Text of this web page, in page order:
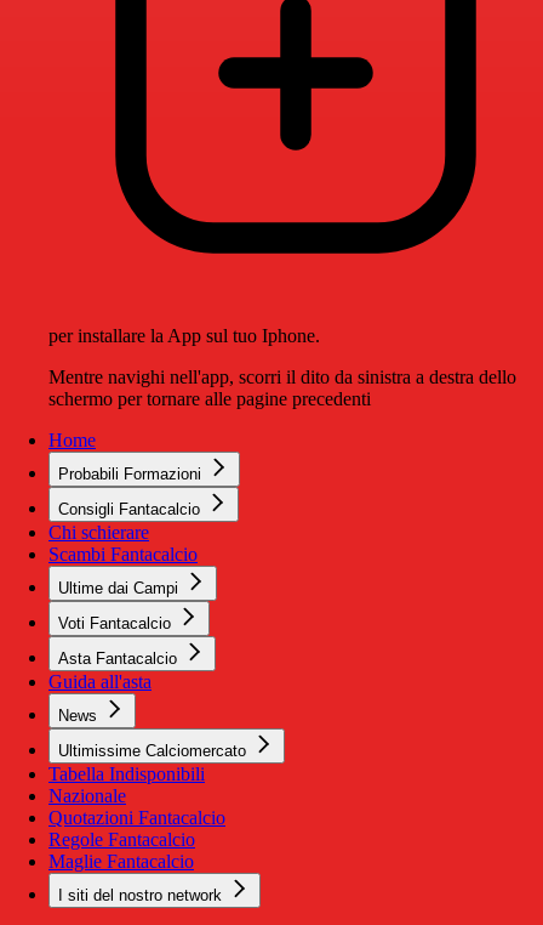
per installare la App sul tuo Iphone.
Mentre navighi nell'app, scorri il dito da sinistra a destra dello
schermo per tornare alle pagine precedenti
Home
Probabili Formazioni
Consigli Fantacalcio
Chi schierare
Scambi Fantacalcio
Ultime dai Campi
Voti Fantacalcio
Asta Fantacalcio
Guida all'asta
News
Ultimissime Calciomercato
Tabella Indisponibili
Nazionale
Quotazioni Fantacalcio
Regole Fantacalcio
Maglie Fantacalcio
I siti del nostro network